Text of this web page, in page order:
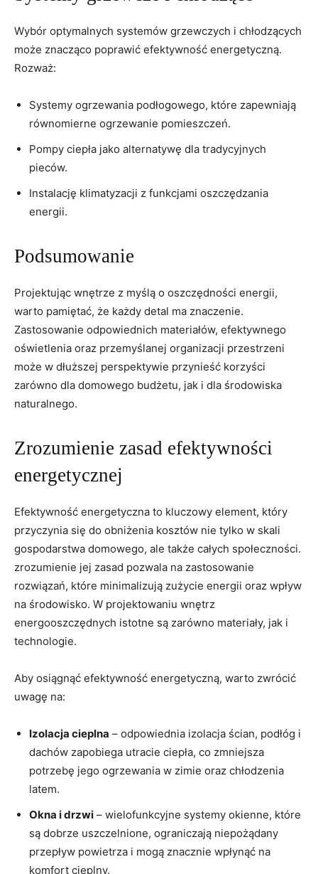
Wybór optymalnych systemów grzewczych i chłodzących⁤
może znacząco poprawić efektywność ‌energetyczną.
Rozważ:
Systemy ogrzewania podłogowego, które zapewniają
równomierne ogrzewanie‍ pomieszczeń.
Pompy ciepła jako alternatywę dla tradycyjnych
pieców.
Instalację klimatyzacji z funkcjami oszczędzania‌
energii.
Podsumowanie
Projektując wnętrze z myślą o oszczędności energii,
warto pamiętać, ‍że każdy detal‌ ma ‍znaczenie.
Zastosowanie⁤ odpowiednich materiałów, efektywnego
oświetlenia oraz przemyślanej organizacji przestrzeni
może w dłuższej perspektywie przynieść korzyści
zarówno dla domowego budżetu, jak i dla środowiska
naturalnego.
Zrozumienie⁤ zasad efektywności
energetycznej
Efektywność energetyczna to kluczowy ⁣element, który
przyczynia ‌się do obniżenia kosztów nie‌ tylko w skali
gospodarstwa domowego, ale także całych społeczności.
zrozumienie jej zasad pozwala na zastosowanie
rozwiązań, które ⁣minimalizują⁣ zużycie energii oraz wpływ
na środowisko. W projektowaniu ⁤wnętrz
energooszczędnych istotne są zarówno materiały,⁣ jak i
technologie.
Aby osiągnąć efektywność energetyczną, warto zwrócić
uwagę na:
Izolacja cieplna – ​odpowiednia izolacja‍ ścian, podłóg i
dachów zapobiega utracie‍ ciepła, co zmniejsza
potrzebę jego ogrzewania w zimie oraz chłodzenia
latem.
Okna i ⁣drzwi – wielofunkcyjne systemy okienne, które
są dobrze uszczelnione, ograniczają niepożądany
przepływ powietrza i mogą znacznie wpłynąć na
komfort cieplny.